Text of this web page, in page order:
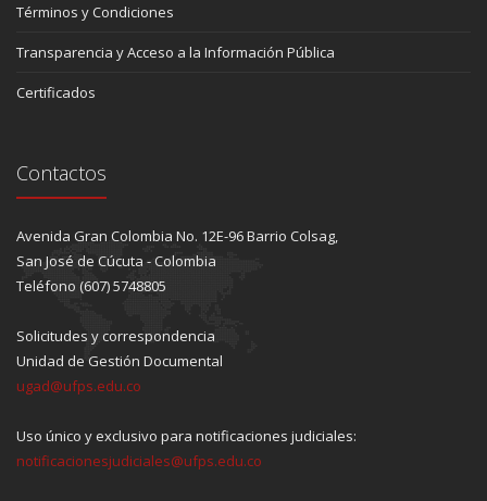
Términos y Condiciones
Transparencia y Acceso a la Información Pública
Certificados
Contactos
Avenida Gran Colombia No. 12E-96 Barrio Colsag,
San José de Cúcuta - Colombia
Teléfono (607) 5748805
Solicitudes y correspondencia
Unidad de Gestión Documental
ugad@ufps.edu.co
Uso único y exclusivo para notificaciones judiciales:
notificacionesjudiciales@ufps.edu.co